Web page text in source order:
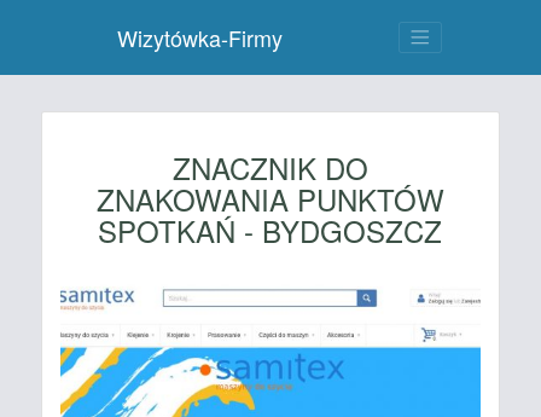
Wizytówka-Firmy
ZNACZNIK DO
ZNAKOWANIA PUNKTÓW
SPOTKAŃ - BYDGOSZCZ